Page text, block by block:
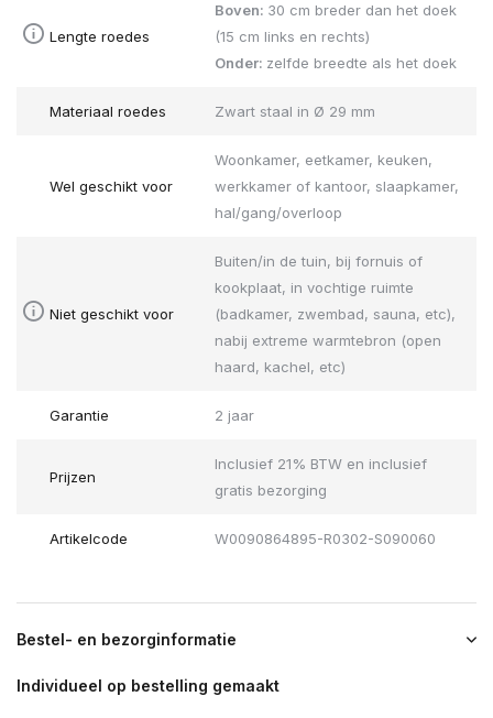
Lengte roedes
Boven: 30 cm breder dan het doek
(15 cm links en rechts)
Onder: zelfde breedte als het doek
Materiaal roedes Zwart staal in Ø 29 mm
Wel geschikt voor
Woonkamer, eetkamer, keuken,
werkkamer of kantoor, slaapkamer,
hal/gang/overloop
Niet geschikt voor
Buiten/in de tuin, bij fornuis of
kookplaat, in vochtige ruimte
(badkamer, zwembad, sauna, etc),
nabij extreme warmtebron (open
haard, kachel, etc)
Garantie 2 jaar
Prijzen
Inclusief 21% BTW en inclusief
gratis bezorging
Artikelcode W0090864895-R0302-S090060
Bestel- en bezorginformatie
Individueel op bestelling gemaakt